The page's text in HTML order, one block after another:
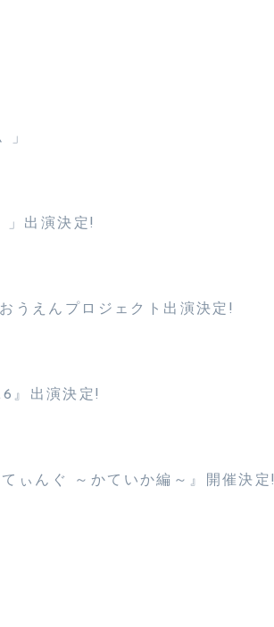
」
出演決定!
えんプロジェクト出演決定!
』出演決定!
ぃんぐ ～かていか編～』開催決定!